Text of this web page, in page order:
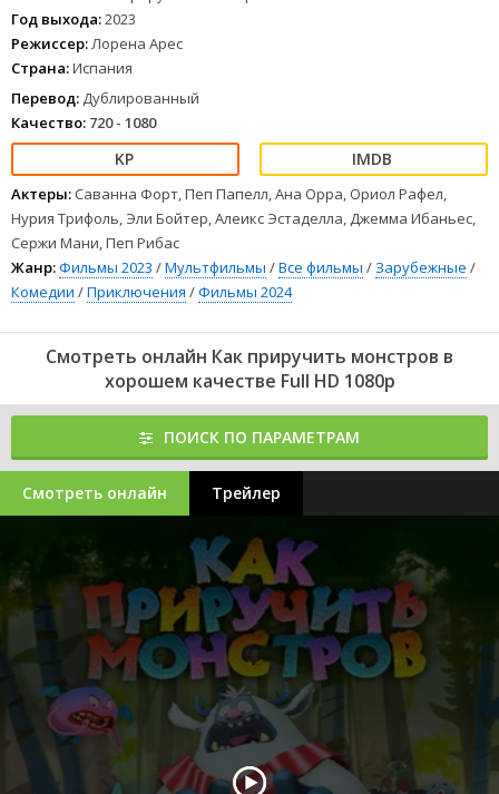
Год выхода:2023
Режиссер:Лорена Арес
Страна:Испания
Перевод: Дублированный
Качество: 720 - 1080
Актеры: Саванна Форт, Пеп Папелл, Ана Орра, Ориол Рафел,
Нурия Трифоль, Эли Бойтер, Алеикс Эстаделла, Джемма Ибаньес,
Сержи Мани, Пеп Рибас
Жанр:Фильмы 2023 /Мультфильмы /Все фильмы / Зарубежные /
Комедии /Приключения /Фильмы 2024
Смотреть онлайн Как приручить монстров в
хорошем качестве Full HD 1080p
ПОИСК ПО ПАРАМЕТРАМ
Смотреть онлайн Трейлер